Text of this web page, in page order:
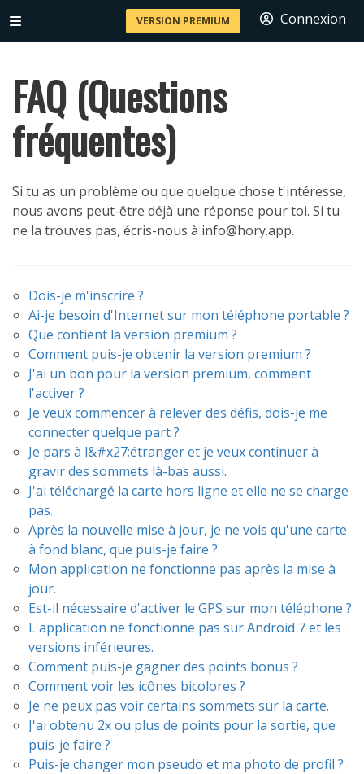
VERSION PREMIUM Connexion
FAQ (Questions
fréquentes)
Si tu as un problème ou que quelque chose t'intéresse,
nous avons peut-être déjà une réponse pour toi. Si tu
ne la trouves pas, écris-nous à info@hory.app.
Dois-je m'inscrire ?
Ai-je besoin d'Internet sur mon téléphone portable ?
Que contient la version premium ?
Comment puis-je obtenir la version premium ?
J'ai un bon pour la version premium, comment
l'activer ?
Je veux commencer à relever des défis, dois-je me
connecter quelque part ?
Je pars à l&#x27;étranger et je veux continuer à
gravir des sommets là-bas aussi.
J'ai téléchargé la carte hors ligne et elle ne se charge
pas.
Après la nouvelle mise à jour, je ne vois qu'une carte
à fond blanc, que puis-je faire ?
Mon application ne fonctionne pas après la mise à
jour.
Est-il nécessaire d'activer le GPS sur mon téléphone ?
L'application ne fonctionne pas sur Android 7 et les
versions inférieures.
Comment puis-je gagner des points bonus ?
Comment voir les icônes bicolores ?
Je ne peux pas voir certains sommets sur la carte.
J'ai obtenu 2x ou plus de points pour la sortie, que
puis-je faire ?
Puis-je changer mon pseudo et ma photo de profil ?